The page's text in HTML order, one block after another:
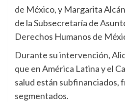
de México, y Margarita
de la Subsecretaría de
Derechos Humanos de
Durante su intervención,
que en América Latina y el
salud están subfinanciados,
segmentados.